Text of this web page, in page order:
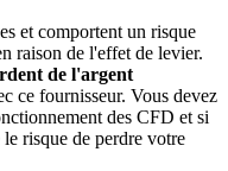
et comportent un risque
raison de l'effet de levier.
de l'argent
ce fournisseur. Vous devez
des CFD et si
risque de perdre votre